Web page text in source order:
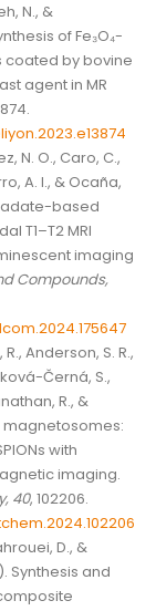
N., &
of Fe₃O₄-
coated by bovine
agent in MR
N. O., Caro, C.,
A. I., & Ocaña,
based
T1–T2 MRI
imaging
Compounds,
Anderson, S. R.,
Černá, S.,
R., &
magnetosomes:
with
imaging.
40, 102206.
D., &
Synthesis and